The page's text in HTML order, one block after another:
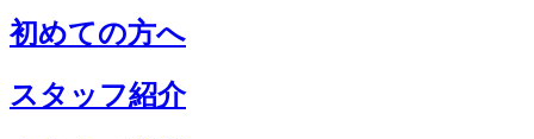
初めての方へ
スタッフ紹介